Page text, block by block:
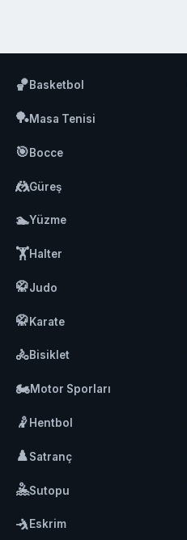
🏀Basketbol
🏓Masa Tenisi
🎯Bocce
🤼Güreş
🏊Yüzme
🏋️Halter
🥋Judo
🥋Karate
🚴Bisiklet
🏍️Motor Sporları
🤾 Hentbol
♟️Satranç
🤽Sutopu
🤺Eskrim